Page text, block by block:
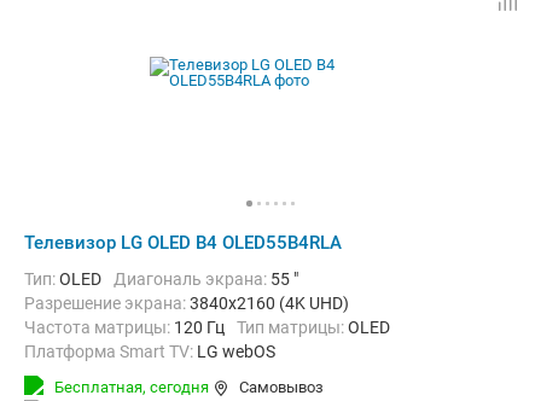
Телевизор LG OLED B4 OLED55B4RLA
Тип:OLED Диагональ экрана: 55 "
Разрешение экрана:3840x2160 (4K UHD)
Частота матрицы: 120 Гц Тип матрицы:OLED
Платформа Smart TV: LG webOS
Беспроводные интерфейсы:
Бесплатная, сегодня
Самовывоз